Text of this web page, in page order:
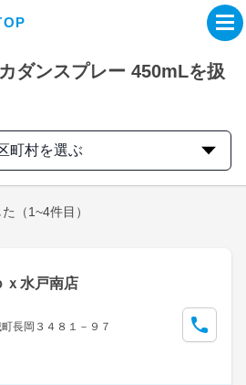
ト
ら
ダンスプレー 450mLを扱
町村を選ぶ
（1~4件目）
ｘ水戸南店
長岡３４８１－９７